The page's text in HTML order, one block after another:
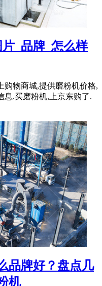
片_品牌_怎么样
购物商城,提供磨粉机价格,
息.买磨粉机,上京东购了.
品牌好？盘点几
机